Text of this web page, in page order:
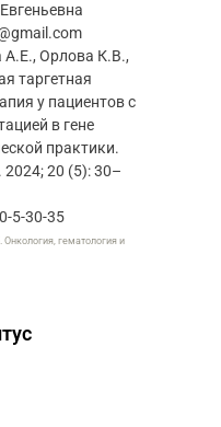
А.Е., Орлова К.В.,
таргетная
у пациентов с
в гене
практики.
20 (5): 30–
5-30-35
гематология и